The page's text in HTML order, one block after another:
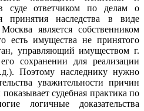
суде ответчиком по делам о
принятия наследства в виде
является собственником
есть имущества не принятого
управляющий имуществом г.
сохранении для реализации
Поэтому наследнику нужно
уважительности причин
судебная практика по
логичные доказательства